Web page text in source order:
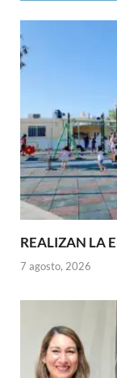
REALIZAN LA
7 agosto, 2026